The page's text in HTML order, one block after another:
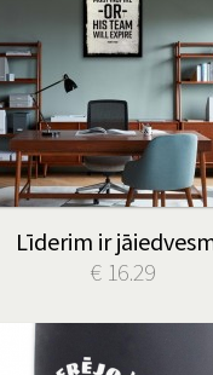
Līderim ir
€ 16.29